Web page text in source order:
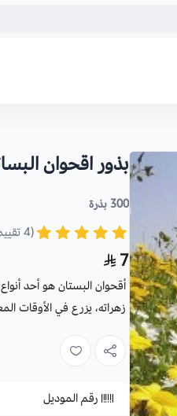
بذور اقحوان
300 بذرة
(4 تقييمات)
7
أقحوان البستان هو أحد
زهراته، يزرع في الأوقات
رقم الموديل